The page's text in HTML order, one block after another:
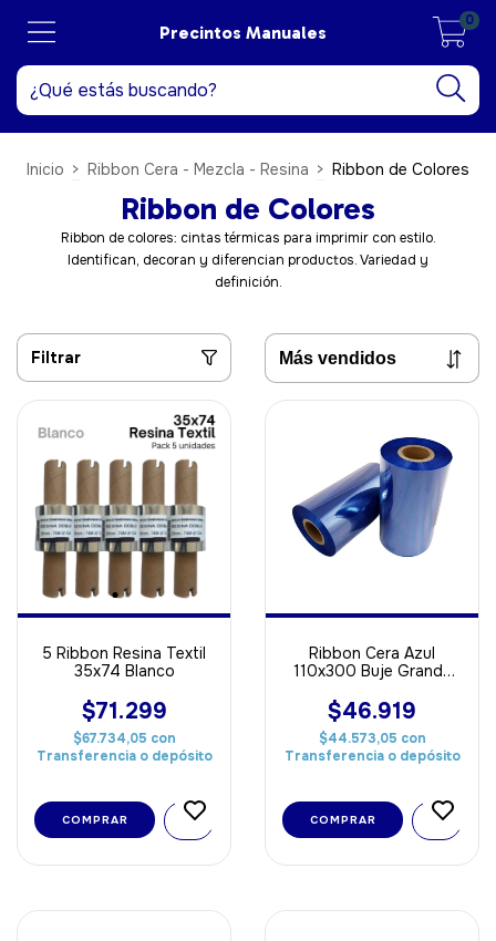
Precintos Manuales
0
Inicio > Ribbon Cera - Mezcla - Resina > Ribbon de Colores
Ribbon de Colores
Ribbon de colores: cintas térmicas para imprimir con estilo.
Identifican, decoran y diferencian productos. Variedad y
definición.
Filtrar
5 Ribbon Resina Textil
35x74 Blanco
$71.299
$67.734,05 con
Transferencia o depósito
Ribbon Cera Azul
110x300 Buje Grande
$46.919
$44.573,05 con
Transferencia o depósito
COMPRAR